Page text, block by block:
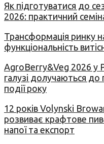
Як підготуватися до
2026: практичний
Трансформація ринку
функціональність
AgroBerry&Veg 2026 у
галузі долучаються до
події року
12 років Volynski
розвиває крафтове
напої та експорт